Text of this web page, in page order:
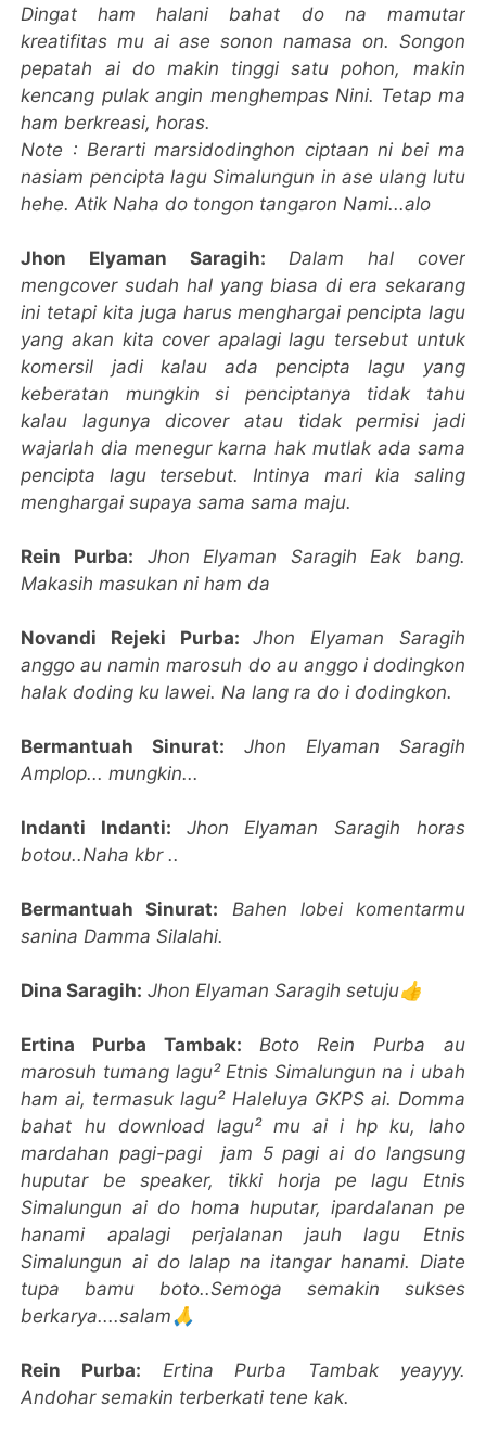
Dingat ham halani bahat do na mamutar
kreatifitas mu ai ase sonon namasa on. Songon
pepatah ai do makin tinggi satu pohon, makin
kencang pulak angin menghempas Nini. Tetap ma
ham berkreasi, horas.
Note : Berarti marsidodinghon ciptaan ni bei ma
nasiam pencipta lagu Simalungun in ase ulang lutu
hehe. Atik Naha do tongon tangaron Nami...alo
Jhon Elyaman Saragih: Dalam hal cover
mengcover sudah hal yang biasa di era sekarang
ini tetapi kita juga harus menghargai pencipta lagu
yang akan kita cover apalagi lagu tersebut untuk
komersil jadi kalau ada pencipta lagu yang
keberatan mungkin si penciptanya tidak tahu
kalau lagunya dicover atau tidak permisi jadi
wajarlah dia menegur karna hak mutlak ada sama
pencipta lagu tersebut. Intinya mari kia saling
menghargai supaya sama sama maju.
Rein Purba: Jhon Elyaman Saragih Eak bang.
Makasih masukan ni ham da
Novandi Rejeki Purba:Jhon Elyaman Saragih
anggo au namin marosuh do au anggo i dodingkon
halak doding ku lawei. Na lang ra do i dodingkon.
Bermantuah Sinurat: Jhon Elyaman Saragih
Amplop... mungkin...
Indanti Indanti: Jhon Elyaman Saragih horas
botou..Naha kbr ..
Bermantuah Sinurat: Bahen lobei komentarmu
sanina Damma Silalahi.
Dina Saragih: Jhon Elyaman Saragih setuju👍
Ertina Purba Tambak: Boto Rein Purba au
marosuh tumang lagu² Etnis Simalungun na i ubah
ham ai, termasuk lagu² Haleluya GKPS ai. Domma
bahat hu download lagu² mu ai i hp ku, laho
mardahan pagi-pagi jam 5 pagi ai do langsung
huputar be speaker, tikki horja pe lagu Etnis
Simalungun ai do homa huputar, ipardalanan pe
hanami apalagi perjalanan jauh lagu Etnis
Simalungun ai do lalap na itangar hanami. Diate
tupa bamu boto..Semoga semakin sukses
berkarya....salam🙏
Rein Purba: Ertina Purba Tambak yeayyy.
Andohar semakin terberkati tene kak.